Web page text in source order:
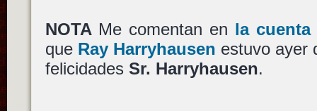
NOTAMe comentan en la
que Ray Harryhausen estuvo ayer
felicidades Sr. Harryhausen.